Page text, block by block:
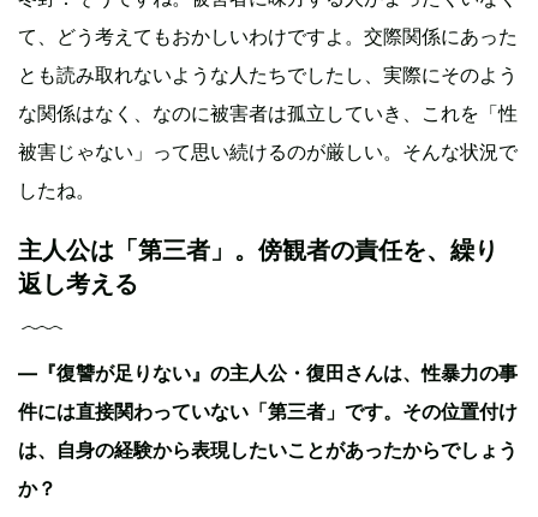
て、どう考えてもおかしいわけですよ。交際関係にあった
とも読み取れないような人たちでしたし、実際にそのよう
な関係はなく、なのに被害者は孤立していき、これを「性
被害じゃない」って思い続けるのが厳しい。そんな状況で
したね。
主人公は「第三者」。傍観者の責任を、繰り
返し考える
―『復讐が足りない』の主人公・復田さんは、性暴力の事
件には直接関わっていない「第三者」です。その位置付け
は、自身の経験から表現したいことがあったからでしょう
か？